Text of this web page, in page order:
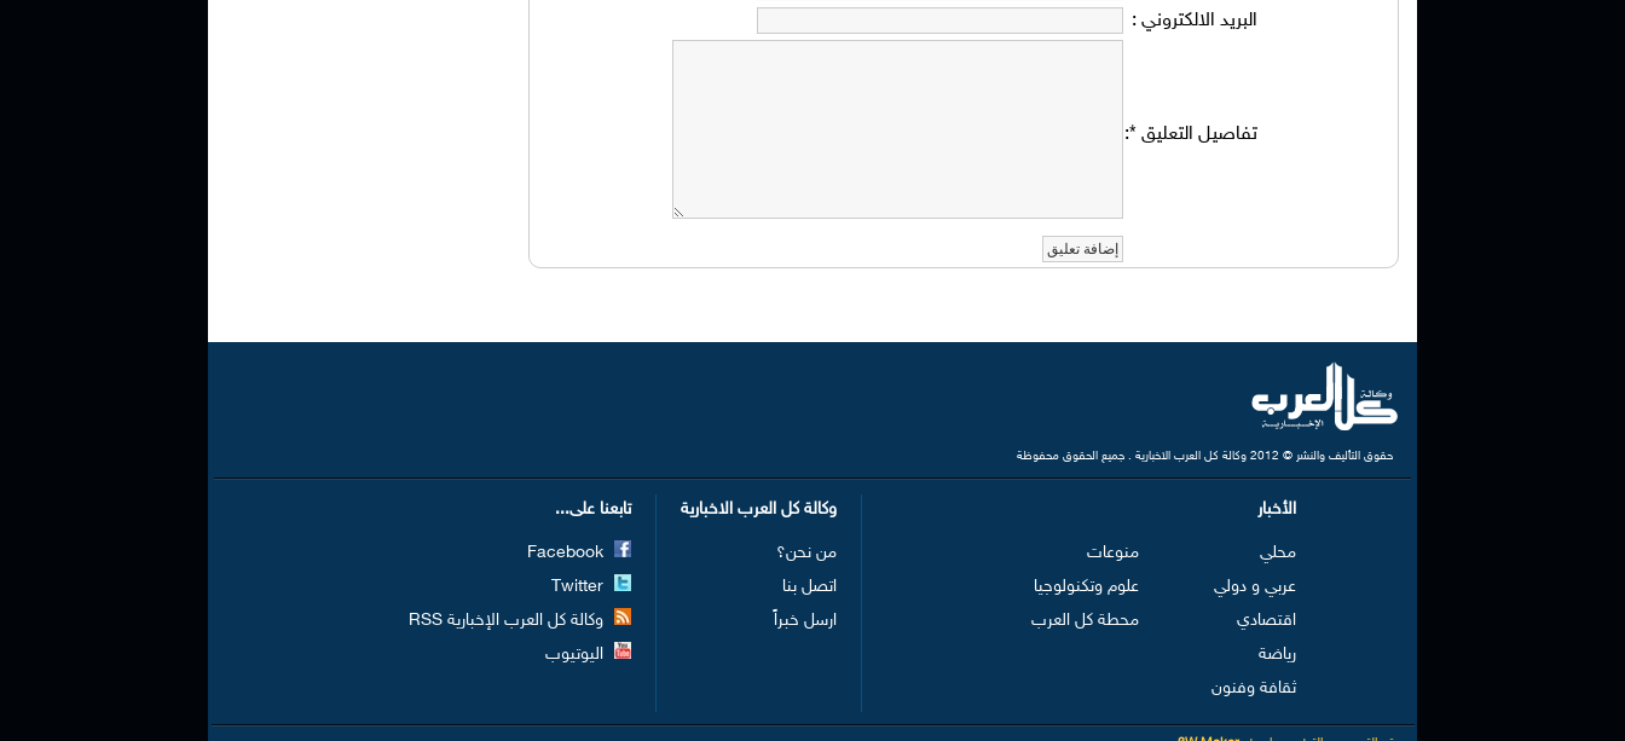
البريد الالكتروني:
تفاصيل التعليق*
:
حقوق التأليف والنشر © 2012 وكالة كل العرب الاخبارية . جميع الحقوق محفوظة
الأخبار
محلي
عربي و دولي
اقتصادي
رياضة
ثقافة وفنون
منوعات
علوم وتكنولوجيا
محطة كل العرب
وكالة كل العرب الاخبارية
من نحن؟
اتصل بنا
ارسل خبراً
تابعنا على...
Facebook
Twitter
وكالة كل العرب الإخبارية RSS
اليوتيوب